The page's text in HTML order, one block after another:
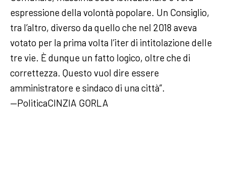
espressione della volontà popolare. Un Consiglio,
tra l’altro, diverso da quello che nel 2018 aveva
votato per la prima volta l’iter di intitolazione delle
tre vie. È dunque un fatto logico, oltre che di
correttezza. Questo vuol dire essere
amministratore e sindaco di una città”.
—PoliticaCINZIA GORLA